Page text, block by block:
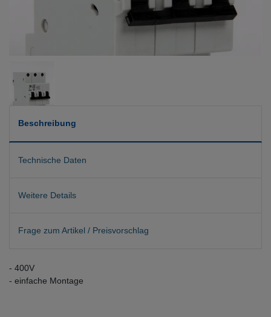
Beschreibung
Technische Daten
Weitere Details
Frage zum Artikel / Preisvorschlag
- 400V
- einfache Montage